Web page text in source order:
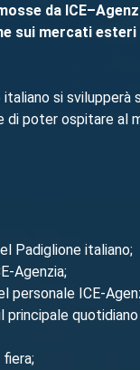
da
sui mercati
si
di poter ospitare al
Padiglione italiano;
Agenzia;
personale ICE-
principale